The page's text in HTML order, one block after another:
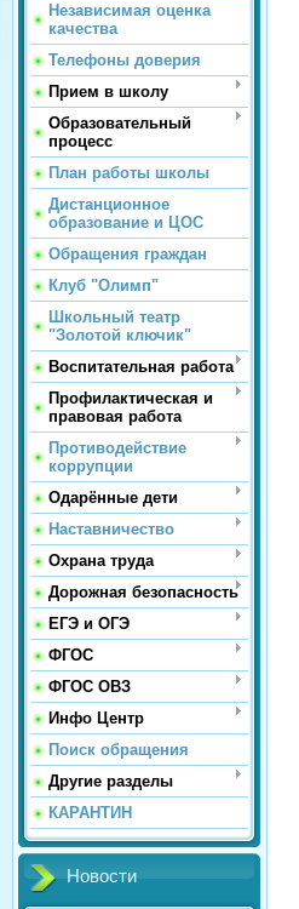
Независимая оценка
качества
Телефоны доверия
Прием в школу
Образовательный
процесс
План работы школы
Дистанционное
образование и ЦОС
Обращения граждан
Клуб "Олимп"
Школьный театр
"Золотой ключик"
Воспитательная работа
Профилактическая и
правовая работа
Противодействие
коррупции
Одарённые дети
Наставничество
Охрана труда
Дорожная безопасность
ЕГЭ и ОГЭ
ФГОС
ФГОС ОВЗ
Инфо Центр
Поиск обращения
Другие разделы
КАРАНТИН
Новости